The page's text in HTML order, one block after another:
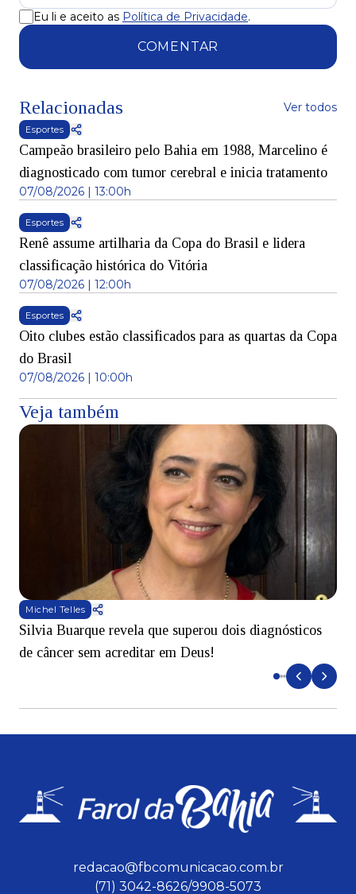
Eu li e aceito as Política de Privacidade.
COMENTAR
Relacionadas Ver todos
Esportes
Campeão brasileiro pelo Bahia em 1988, Marcelino é
diagnosticado com tumor cerebral e inicia tratamento
07/08/2026 | 13:00h
Esportes
Renê assume artilharia da Copa do Brasil e lidera
classificação histórica do Vitória
07/08/2026 | 12:00h
Esportes
Oito clubes estão classificados para as quartas da Copa
do Brasil
07/08/2026 | 10:00h
Veja também
Michel Telles
Silvia Buarque revela que superou dois diagnósticos
de câncer sem acreditar em Deus!
redacao@fbcomunicacao.com.br
(71) 3042-8626/9908-5073